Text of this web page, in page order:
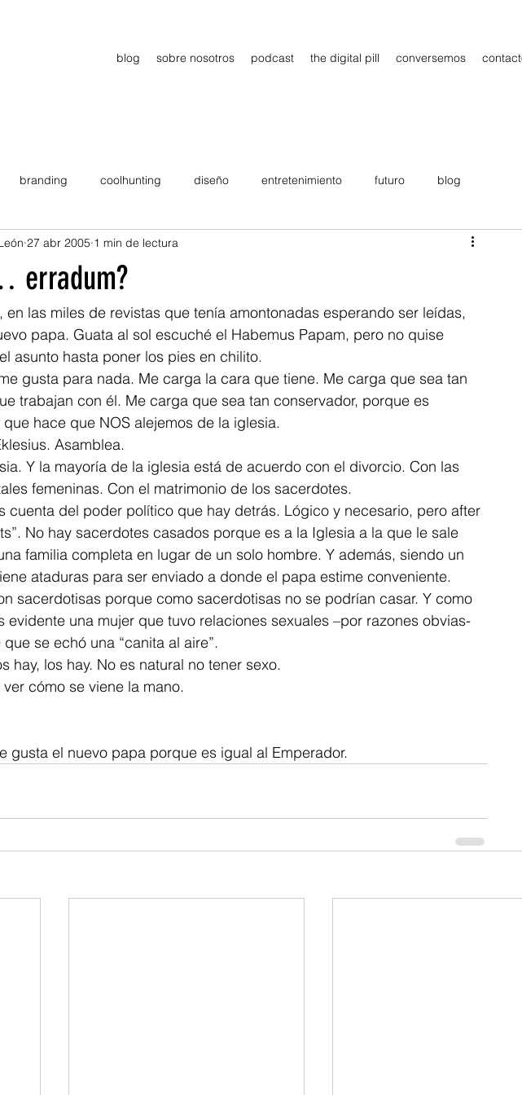
blog sobre nosotros podcast the digital pill conversemos
branding coolhunting diseño entretenimiento futuro blog
estrategia Publicidad
Viajes tendencias Wow B2B Showcase
erradum?
27 abr 2005 1 min de lectura
en las miles de revistas que tenía amontonadas esperando ser leídas,
papa. Guata al sol escuché el Habemus Papam, pero no quise
asunto hasta poner los pies en chilito.
gusta para nada. Me carga la cara que tiene. Me carga que sea tan
trabajan con él. Me carga que sea tan conservador, porque es
hace que NOS alejemos de la iglesia.
Asamblea.
Y la mayoría de la iglesia está de acuerdo con el divorcio. Con las
femeninas. Con el matrimonio de los sacerdotes.
cuenta del poder político que hay detrás. Lógico y necesario, pero after
No hay sacerdotes casados porque es a la Iglesia a la que le sale
familia completa en lugar de un solo hombre. Y además, siendo un
ataduras para ser enviado a donde el papa estime conveniente.
sacerdotisas porque como sacerdotisas no se podrían casar. Y como
evidente una mujer que tuvo relaciones sexuales –por razones obvias-
se echó una “canita al aire”.
hay, los hay. No es natural no tener sexo.
cómo se viene la mano.
gusta el nuevo papa porque es igual al Emperador.